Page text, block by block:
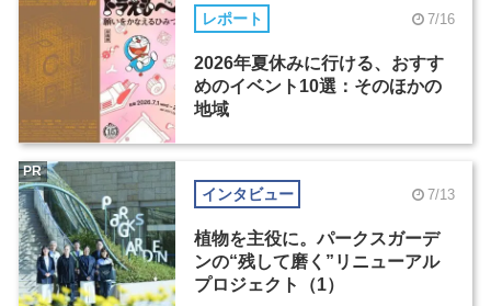
レポート 7/16
2026年夏休みに行ける、おすす
めのイベント10選：そのほかの
地域
インタビュー 7/13
植物を主役に。パークスガーデ
ンの“残して磨く”リニューアル
プロジェクト（1）
PR